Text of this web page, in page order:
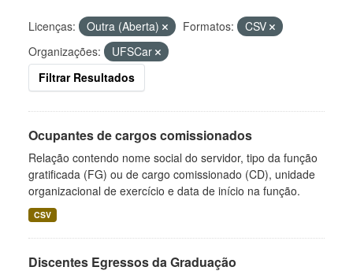
Licenças: Outra (Aberta) Formatos:
CSV
Organizações:
UFSCar
Filtrar Resultados
Ocupantes de cargos comissionados
Relação contendo nome social do servidor, tipo da função
gratificada (FG) ou de cargo comissionado (CD), unidade
organizacional de exercício e data de início na função.
CSV
Discentes Egressos da Graduação